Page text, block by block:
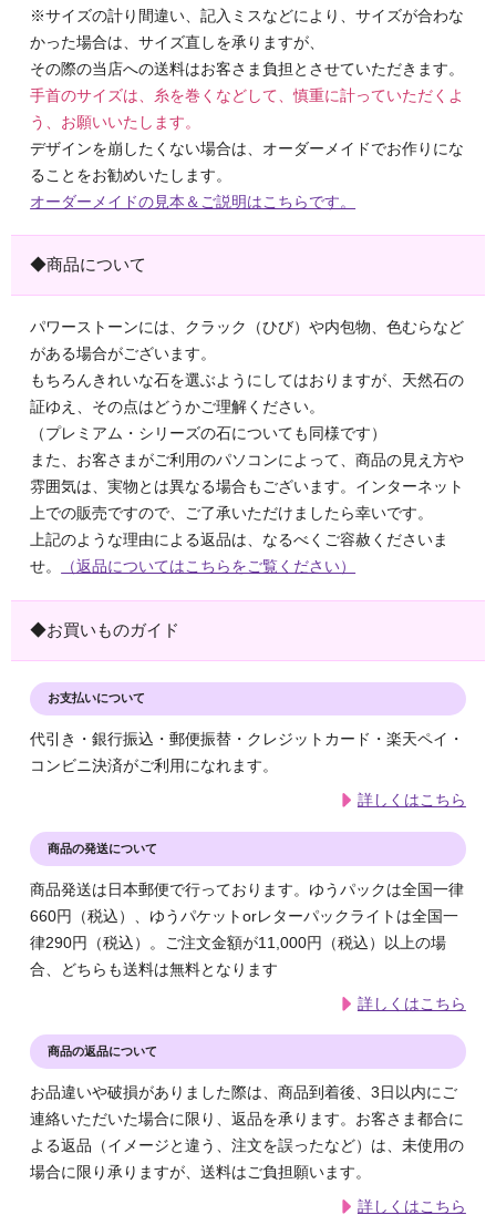
※サイズの計り間違い、記入ミスなどにより、サイズが合わな
かった場合は、サイズ直しを承りますが、
その際の当店への送料はお客さま負担とさせていただきます。
手首のサイズは、糸を巻くなどして、慎重に計っていただくよ
う、お願いいたします。
デザインを崩したくない場合は、オーダーメイドでお作りにな
ることをお勧めいたします。
オーダーメイドの見本＆ご説明はこちらです。
◆商品について
パワーストーンには、クラック（ひび）や内包物、色むらなど
がある場合がございます。
もちろんきれいな石を選ぶようにしてはおりますが、天然石の
証ゆえ、その点はどうかご理解ください。
（プレミアム・シリーズの石についても同様です）
また、お客さまがご利用のパソコンによって、商品の見え方や
雰囲気は、実物とは異なる場合もございます。インターネット
上での販売ですので、ご了承いただけましたら幸いです。
上記のような理由による返品は、なるべくご容赦くださいま
せ。
（返品についてはこちらをご覧ください）
◆お買いものガイド
お支払いについて
代引き・銀行振込・郵便振替・クレジットカード・楽天ペイ・
コンビニ決済がご利用になれます。
詳しくはこちら
商品の発送について
商品発送は日本郵便で行っております。ゆうパックは全国一律
660円（税込）、ゆうパケットorレターパックライトは全国一
律290円（税込）。ご注文金額が11,000円（税込）以上の場
合、どちらも送料は無料となります
詳しくはこちら
商品の返品について
お品違いや破損がありました際は、商品到着後、3日以内にご
連絡いただいた場合に限り、返品を承ります。お客さま都合に
よる返品（イメージと違う、注文を誤ったなど）は、未使用の
場合に限り承りますが、送料はご負担願います。
詳しくはこちら